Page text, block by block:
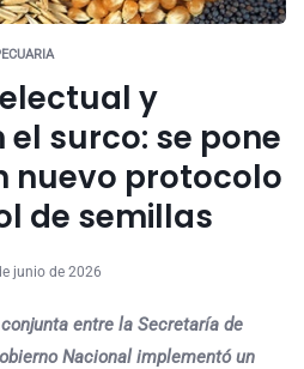
y
surco: se pone
nuevo protocolo
de semillas
junio de 2026
entre la Secretaría de
Nacional implementó un